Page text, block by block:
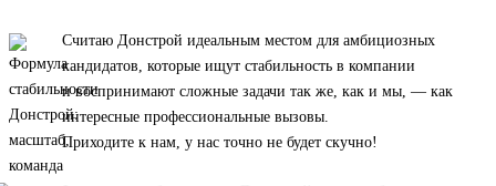
Считаю Донстрой идеальным местом для амбициозных
кандидатов, которые ищут стабильность в компании
и воспринимают сложные задачи так же, как и мы, — как
интересные профессиональные вызовы.
Приходите к нам, у нас точно не будет скучно!